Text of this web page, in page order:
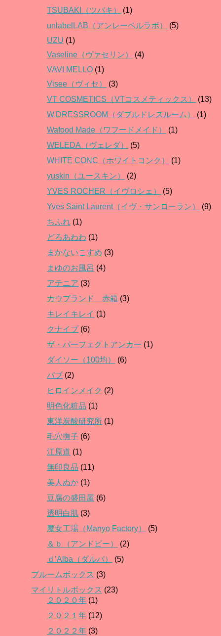
TSUBAKI（ツバキ）
(1)
unlabelLAB（アンレーベルラボ）
(5)
UZU (1)
Vaseline（ヴァセリン）
(4)
VAVI MELLO (1)
Visee（ヴィセ）
(3)
VT COSMETICS（VTコスメティックス）
(13)
W.DRESSROOM（ダブルドレスルーム）
(1)
Wafood Made（ワフードメイド）
(1)
WELEDA（ヴェレダ）
(5)
WHITE CONC（ホワイトコンク）
(1)
yuskin（ユースキン）
(2)
YVES ROCHER（イヴロシェ）
(5)
Yves Saint Laurent（イヴ・サンローラン）
(9)
ちふれ (1)
どろあわわ (1)
まかないこすめ (3)
まゆのお風呂 (4)
アテニア (3)
カウブランド 赤箱 (3)
キレイキレイ (1)
クナイプ(6)
ザ・パーフェクトアンカー (1)
ダイソー（100均）
(6)
バブ (2)
ヒロインメイク (2)
明色化粧品 (1)
東洋炭酸研究所 (1)
毛穴撫子 (6)
江原道 (1)
無印良品 (11)
美人ぬか (1)
豆腐の盛田屋 (6)
透明白肌 (3)
魔女工場（Manyo Factory）
(5)
＆ｂ（アンドビー）
(2)
ｄ’Alba（ダルバ）
(5)
ブルームボックス (3)
マイリトルボックス (23)
２０２０年 (1)
２０２１年 (12)
２０２２年 (3)